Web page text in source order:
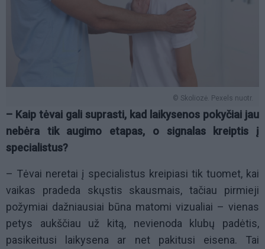
© Skoliozė. Pexels nuotr.
– Kaip tėvai gali suprasti, kad laikysenos pokyčiai jau
nebėra tik augimo etapas, o signalas kreiptis į
specialistus?
– Tėvai neretai į specialistus kreipiasi tik tuomet, kai
vaikas pradeda skųstis skausmais, tačiau pirmieji
požymiai dažniausiai būna matomi vizualiai – vienas
petys aukščiau už kitą, nevienoda klubų padėtis,
pasikeitusi laikysena ar net pakitusi eisena. Tai